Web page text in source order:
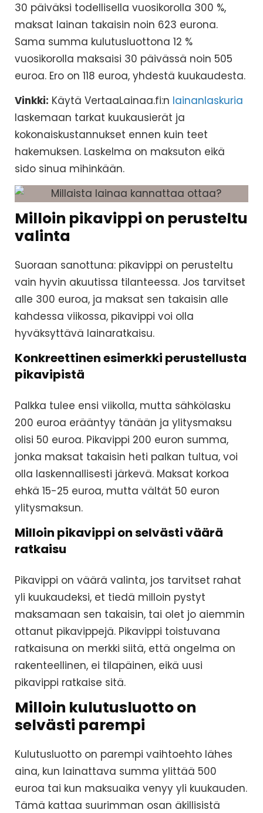
30 päiväksi todellisella vuosikorolla 300 %,
maksat lainan takaisin noin 623 eurona.
Sama summa kulutusluottona 12 %
vuosikorolla maksaisi 30 päivässä noin 505
euroa. Ero on 118 euroa, yhdestä kuukaudesta.
Vinkki: Käytä VertaaLainaa.fi:n lainanlaskuria
laskemaan tarkat kuukausierät ja
kokonaiskustannukset ennen kuin teet
hakemuksen. Laskelma on maksuton eikä
sido sinua mihinkään.
Milloin pikavippi on perusteltu
valinta
Suoraan sanottuna: pikavippi on perusteltu
vain hyvin akuutissa tilanteessa. Jos tarvitset
alle 300 euroa, ja maksat sen takaisin alle
kahdessa viikossa, pikavippi voi olla
hyväksyttävä lainaratkaisu.
Konkreettinen esimerkki perustellusta
pikavipistä
Palkka tulee ensi viikolla, mutta sähkölasku
200 euroa erääntyy tänään ja ylitysmaksu
olisi 50 euroa. Pikavippi 200 euron summa,
jonka maksat takaisin heti palkan tultua, voi
olla laskennallisesti järkevä. Maksat korkoa
ehkä 15-25 euroa, mutta vältät 50 euron
ylitysmaksun.
Milloin pikavippi on selvästi väärä
ratkaisu
Pikavippi on väärä valinta, jos tarvitset rahat
yli kuukaudeksi, et tiedä milloin pystyt
maksamaan sen takaisin, tai olet jo aiemmin
ottanut pikavippejä. Pikavippi toistuvana
ratkaisuna on merkki siitä, että ongelma on
rakenteellinen, ei tilapäinen, eikä uusi
pikavippi ratkaise sitä.
Milloin kulutusluotto on
selvästi parempi
Kulutusluotto on parempi vaihtoehto lähes
aina, kun lainattava summa ylittää 500
euroa tai kun maksuaika venyy yli kuukauden.
Tämä kattaa suurimman osan äkillisistä